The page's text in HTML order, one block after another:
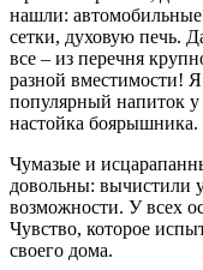
нашли:
сетки, духовую печь.
все – из перечня
разной вместимости!
популярный напиток
настойка боярышника.
Чумазые и
довольны: вычистили
возможности. У всех
Чувство, которое
своего дома.